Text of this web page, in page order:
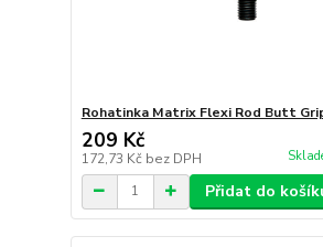
Rohatinka Matrix Flexi Rod Butt
209 Kč
172,73 Kč bez DPH
Přidat do